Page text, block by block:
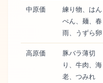
中原価
練り物、はん
ぺん、麺、春
雨、うずら卵
高原価
豚バラ薄切
り、牛肉、海
老、つみれ